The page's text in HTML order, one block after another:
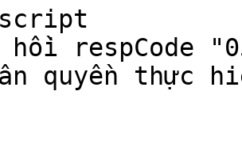
hồi respCode
quyền thực